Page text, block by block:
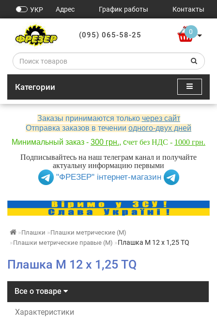
УКР Адрес График работы Контакты
Категории
(095) 065-58-25 0
Заказы принимаются только через сайт
Отправка заказов в течении одного-двух дней
Минимальный заказ - 300 грн., счет без НДС - 1000 грн.
Подписывайтесь на наш телеграм канал и получайте
актуальну информацию первыми
"ФРЕЗЕР" інтернет-магазин
Плашки
Плашки метрические (М)
Плашки метрические правые (М)
Плашка М 12 х 1,25 TQ
Плашка М 12 х 1,25 TQ
Все о товаре
Характеристики